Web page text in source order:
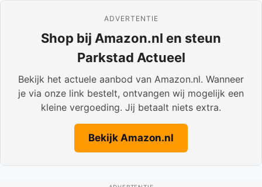
ADVERTENTIE
Shop bij Amazon.nl en steun
Parkstad Actueel
Bekijk het actuele aanbod van Amazon.nl. Wanneer
je via onze link bestelt, ontvangen wij mogelijk een
kleine vergoeding. Jij betaalt niets extra.
Bekijk Amazon.nl